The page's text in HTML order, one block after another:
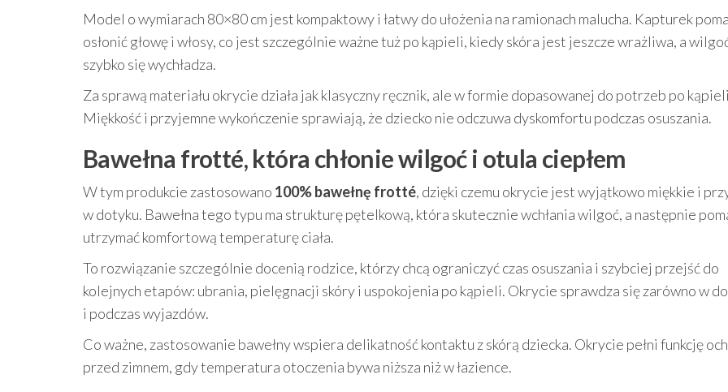
Model o wymiarach 80×80 cm jest kompaktowy i łatwy do ułożenia na ramionach malucha. Kapturek
osłonić głowę i włosy, co jest szczególnie ważne tuż po kąpieli, kiedy skóra jest jeszcze wrażliwa, a
szybko się wychładza.
Za sprawą materiału okrycie działa jak klasyczny ręcznik, ale w formie dopasowanej do potrzeb po
Miękkość i przyjemne wykończenie sprawiają, że dziecko nie odczuwa dyskomfortu podczas osuszania.
Bawełna frotté, która chłonie wilgoć i otula ciepłem
W tym produkcie zastosowano 100% bawełnę frotté, dzięki czemu okrycie jest wyjątkowo miękkie i
w dotyku. Bawełna tego typu ma strukturę pętelkową, która skutecznie wchłania wilgoć, a następnie
utrzymać komfortową temperaturę ciała.
To rozwiązanie szczególnie docenią rodzice, którzy chcą ograniczyć czas osuszania i szybciej przejść do
kolejnych etapów: ubrania, pielęgnacji skóry i uspokojenia po kąpieli. Okrycie sprawdza się zarówno w
i podczas wyjazdów.
Co ważne, zastosowanie bawełny wspiera delikatność kontaktu z skórą dziecka. Okrycie pełni funkcję
przed zimnem, gdy temperatura otoczenia bywa niższa niż w łazience.